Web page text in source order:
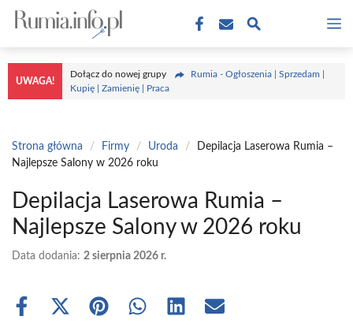
Przejdź
treści
UWAGA!
Dołącz do nowej grupy
Rumia - Ogłoszenia | Sprzedam |
Kupię | Zamienię | Praca
Strona główna / Firmy / Uroda /
Depilacja Laserowa Rumia –
Najlepsze Salony w 2026 roku
Depilacja Laserowa Rumia –
Najlepsze Salony w 2026 roku
Data dodania: 2 sierpnia 2026 r.
Share
Share Share Share Share Share